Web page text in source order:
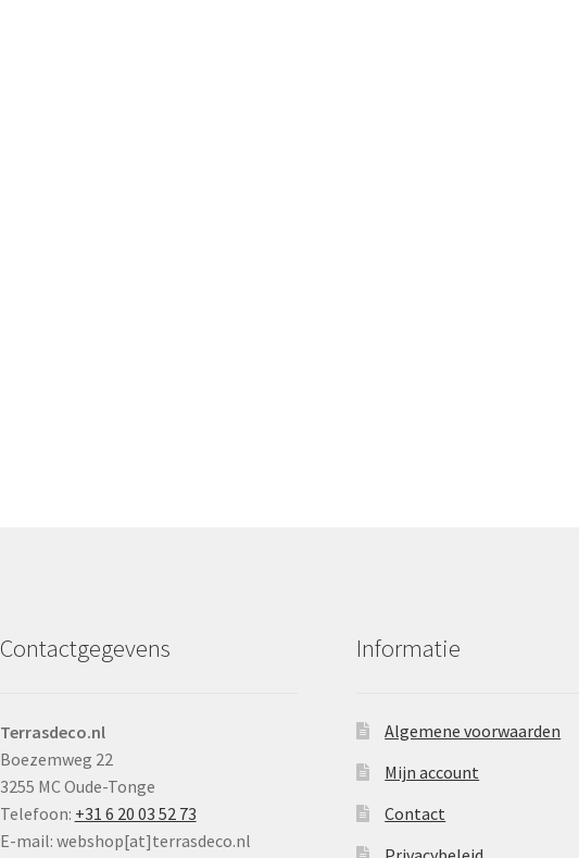
Contactgegevens
Terrasdeco.nl
Boezemweg 22
3255 MC Oude-Tonge
Telefoon: +31 6 20 03 52 73
E-mail: webshop[at]terrasdeco.nl
Informatie
Algemene voorwaarden
Mijn account
Contact